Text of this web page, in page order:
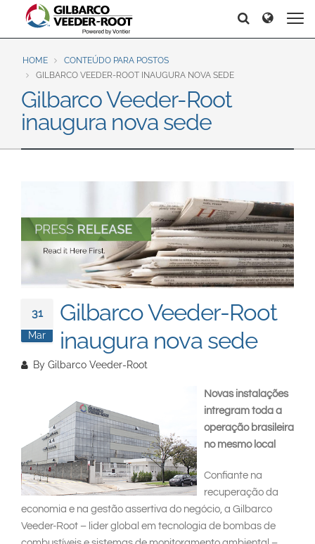
North America
United States
Canada
Latin America
Español English
Brazil
Mexico
Español
Europe & CIS
English
Dansk
Français
Magyar
Română
Srpski
Suomi
Middle East and Africa
India
Asia Pacific
South East Asia
Search
Search Search
HOME
CONTEÚDO PARA POSTOS
GILBARCO VEEDER-ROOT INAUGURA NOVA SEDE
Gilbarco Veeder-Root
inaugura nova sede
31
Mar
Gilbarco Veeder-Root
inaugura nova sede
By Gilbarco Veeder-Root
Novas instalações
intregram toda a
operação brasileira
no mesmo local
Confiante na
recuperação da
economia e na gestão assertiva do negócio, a Gilbarco
Veeder-Root – lider global em tecnologia de bombas de